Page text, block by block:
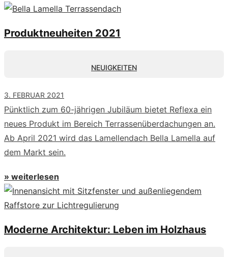
Produktneuheiten 2021
NEUIGKEITEN
3. FEBRUAR 2021
Pünktlich zum 60-jährigen Jubiläum bietet Reflexa ein
neues Produkt im Bereich Terrassenüberdachungen an.
Ab April 2021 wird das Lamellendach Bella Lamella auf
dem Markt sein.
» weiterlesen
Moderne Architektur: Leben im Holzhaus